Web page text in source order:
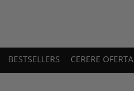
BESTSELLERS CERERE OFERTA